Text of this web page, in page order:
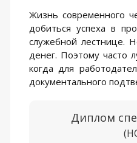
Жизнь современного
добиться успеха в
служебной лестнице.
денег. Поэтому часто
когда для
документального
Диплом